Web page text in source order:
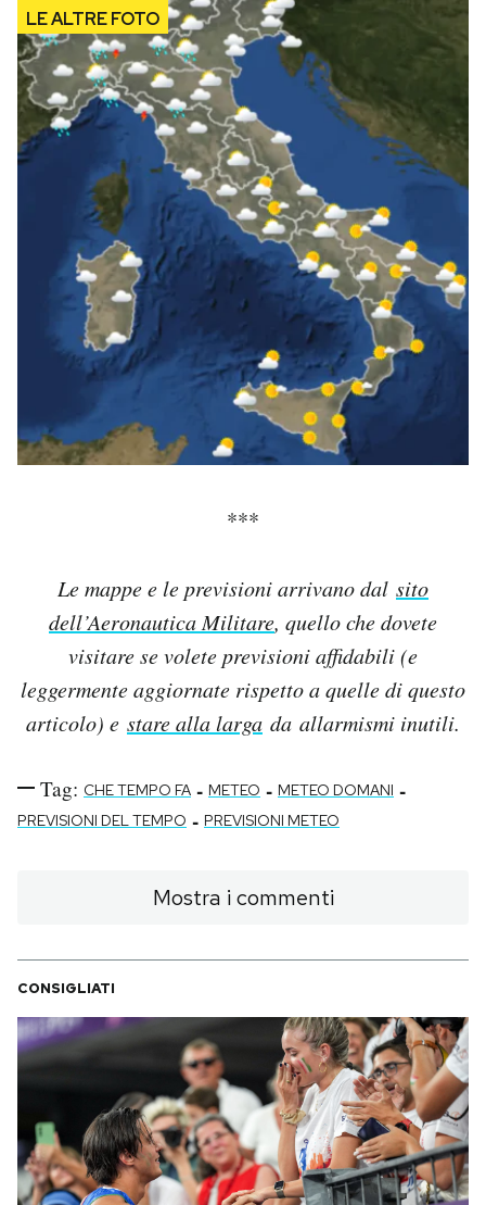
***
Le mappe e le previsioni arrivano dal sito
dell’Aeronautica Militare, quello che dovete
visitare se volete previsioni affidabili (e
leggermente aggiornate rispetto a quelle di questo
articolo) e stare alla larga da allarmismi inutili.
Tag: CHE TEMPO FA - METEO - METEO DOMANI -
PREVISIONI DEL TEMPO - PREVISIONI METEO
Mostra i commenti
CONSIGLIATI